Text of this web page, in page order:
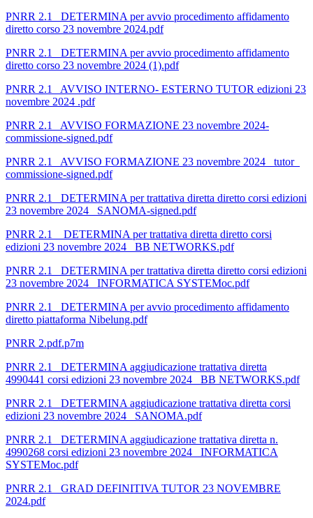
PNRR 2.1_ DETERMINA per avvio procedimento affidamento
diretto corso 23 novembre 2024.pdf
PNRR 2.1_ DETERMINA per avvio procedimento affidamento
diretto corso 23 novembre 2024 (1).pdf
PNRR 2.1_ AVVISO INTERNO- ESTERNO TUTOR edizioni 23
novembre 2024 .pdf
PNRR 2.1_ AVVISO FORMAZIONE 23 novembre 2024-
commissione-signed.pdf
PNRR 2.1_ AVVISO FORMAZIONE 23 novembre 2024_ tutor_
commissione-signed.pdf
PNRR 2.1_ DETERMINA per trattativa diretta diretto corsi edizioni
23 novembre 2024_ SANOMA-signed.pdf
PNRR 2.1__DETERMINA per trattativa diretta diretto corsi
edizioni 23 novembre 2024_ BB NETWORKS.pdf
PNRR 2.1_ DETERMINA per trattativa diretta diretto corsi edizioni
23 novembre 2024_ INFORMATICA SYSTEMoc.pdf
PNRR 2.1_ DETERMINA per avvio procedimento affidamento
diretto piattaforma Nibelung.pdf
PNRR 2.pdf.p7m
PNRR 2.1_ DETERMINA aggiudicazione trattativa diretta
4990441 corsi edizioni 23 novembre 2024_ BB NETWORKS.pdf
PNRR 2.1_ DETERMINA aggiudicazione trattativa diretta corsi
edizioni 23 novembre 2024_ SANOMA.pdf
PNRR 2.1_ DETERMINA aggiudicazione trattativa diretta n.
4990268 corsi edizioni 23 novembre 2024_ INFORMATICA
SYSTEMoc.pdf
PNRR 2.1_ GRAD DEFINITIVA TUTOR 23 NOVEMBRE
2024.pdf